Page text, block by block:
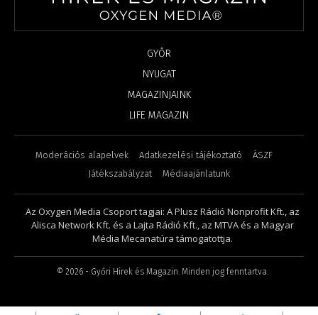
GYŐR
NYUGAT
MAGAZINJAINK
LIFE MAGAZIN
Moderációs alapelvek Adatkezelési tájékoztató
ÁSZF
Játékszabályzat
Médiaajánlatunk
Az Oxygen Media Csoport tagjai: A Plusz Rádió Nonprofit Kft., az
Alisca Network Kft. és a Lajta Rádió Kft., az MTVA és a Magyar
Média Mecanatúra támogatottja.
© 2026 - Győri Hírek és Magazin. Minden jog fenntartva.